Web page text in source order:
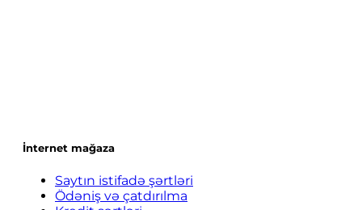
İnternet mağaza
Saytın istifadə şərtləri
Ödəniş və çatdırılma